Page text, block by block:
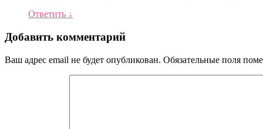
Ответить ↓
Добавить комментарий
Ваш адрес email не будет опубликован. Обязательные поля